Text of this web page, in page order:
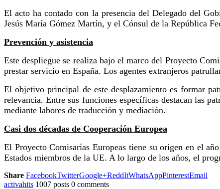
El acto ha contado con la presencia del Delegado del
Jesús María Gómez Martín, y el Cónsul de la República
Prevención y asistencia
Este despliegue se realiza bajo el marco del Proyecto
prestar servicio en España. Los agentes extranjeros
El objetivo principal de este desplazamiento es formar
relevancia. Entre sus funciones específicas destacan las
mediante labores de traducción y mediación.
Casi dos décadas de Cooperación Europea
El Proyecto Comisarías Europeas tiene su origen en el
Estados miembros de la UE. A lo largo de los años, el
Share FacebookTwitterGoogle+ReddItWhatsAppPinterestEmail
activahits 1007 posts 0 comments